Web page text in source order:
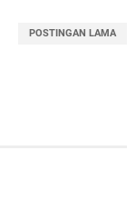
POSTINGAN LAMA